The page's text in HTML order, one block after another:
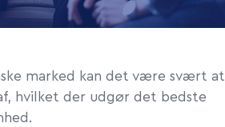
marked kan det være svært at
hvilket der udgør det bedste